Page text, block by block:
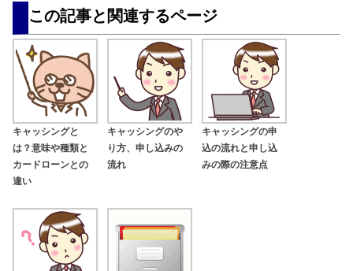
この記事と関連するページ
キャッシングと
は？意味や種類と
カードローンとの
違い
キャッシングのや
り方、申し込みの
流れ
キャッシングの申
込の流れと申し込
みの際の注意点